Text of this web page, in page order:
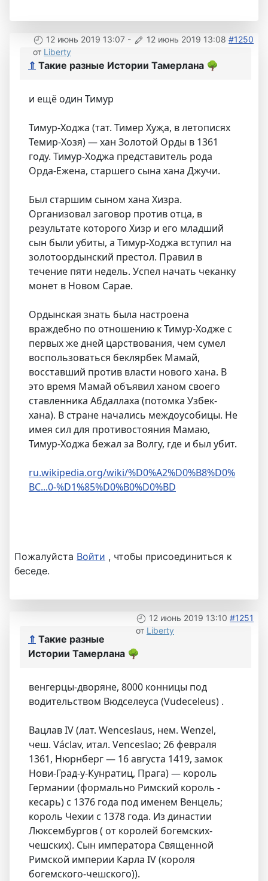
12 июнь 2019 13:07 - 12 июнь 2019 13:08 #1250
от Liberty
⇑ Такие разные Истории Тамерлана 🌳
и ещё один Тимур
Тимур-Ходжа (тат. Тимер Хуҗа, в летописях
Темир-Хозя) — хан Золотой Орды в 1361
году. Тимур-Ходжа представитель рода
Орда-Ежена, старшего сына хана Джучи.
Был старшим сыном хана Хизра.
Организовал заговор против отца, в
результате которого Хизр и его младший
сын были убиты, а Тимур-Ходжа вступил на
золотоордынский престол. Правил в
течение пяти недель. Успел начать чеканку
монет в Новом Сарае.
Ордынская знать была настроена
враждебно по отношению к Тимур-Ходже с
первых же дней царствования, чем сумел
воспользоваться беклярбек Мамай,
восставший против власти нового хана. В
это время Мамай объявил ханом своего
ставленника Абдаллаха (потомка Узбек-
хана). В стране начались междоусобицы. Не
имея сил для противостояния Мамаю,
Тимур-Ходжа бежал за Волгу, где и был убит.
ru.wikipedia.org/wiki/%D0%A2%D0%B8%D0%
BC...0-%D1%85%D0%B0%D0%BD
Пожалуйста Войти , чтобы присоединиться к
беседе.
12 июнь 2019 13:10 #1251
от Liberty
⇑ Такие разные
Истории Тамерлана 🌳
венгерцы-дворяне, 8000 конницы под
водительством Вюдселеуса (Vudeceleus) .
Вацлав IV (лат. Wenceslaus, нем. Wenzel,
чеш. Václav, итал. Venceslao; 26 февраля
1361, Нюрнберг — 16 августа 1419, замок
Нови-Град-у-Кунратиц, Прага) — король
Германии (формально Римский король -
кесарь) с 1376 года под именем Венцель;
король Чехии с 1378 года. Из династии
Люксембургов ( от королей богемских-
чешских). Сын императора Священной
Римской империи Карла IV (короля
богемского-чешского)).